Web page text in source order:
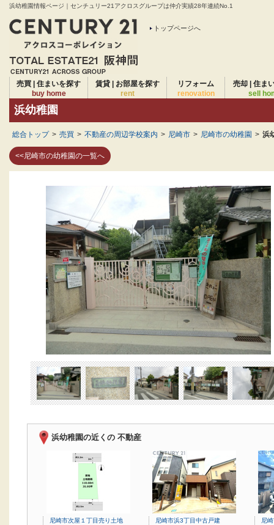
浜幼稚園情報ページ｜センチュリー21アクロスグループは仲介実績28年連続No.1
トップページへ
売買 | 住まいを探す
buy home
賃貸 | お部屋を探す
rent
リフォーム
renovation
売却 | 住ま
sell
浜幼稚園
総合トップ > 売買 > 不動産の周辺学校案内 > 尼崎市 > 尼崎市の幼稚園 > 浜
<<尼崎市の幼稚園の一覧へ
浜幼稚園の近くの 不動産
尼崎市次屋１丁目売り土地
尼崎市浜3丁目中古戸建
尼